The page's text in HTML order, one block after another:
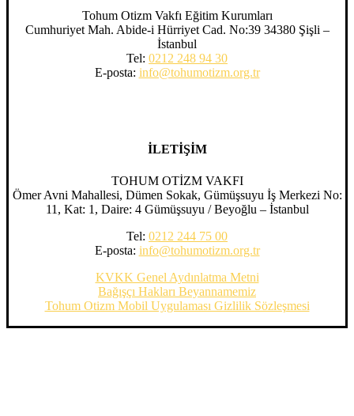
Tohum Otizm Vakfı Eğitim Kurumları
Cumhuriyet Mah. Abide-i Hürriyet Cad. No:39 34380 Şişli –
İstanbul
Tel: 0212 248 94 30
E-posta: info@tohumotizm.org.tr
İLETİŞİM
TOHUM OTİZM VAKFI
Ömer Avni Mahallesi, Dümen Sokak, Gümüşsuyu İş Merkezi No:
11, Kat: 1, Daire: 4 Gümüşsuyu / Beyoğlu – İstanbul
Tel: 0212 244 75 00
E-posta: info@tohumotizm.org.tr
KVKK Genel Aydınlatma Metni
Bağışçı Hakları Beyannamemiz
Tohum Otizm Mobil Uygulaması Gizlilik Sözleşmesi